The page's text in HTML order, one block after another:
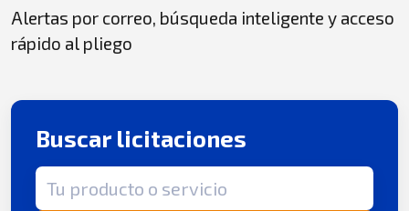
Alertas por correo, búsqueda inteligente y acceso
rápido al pliego
Buscar licitaciones
Término de búsqueda